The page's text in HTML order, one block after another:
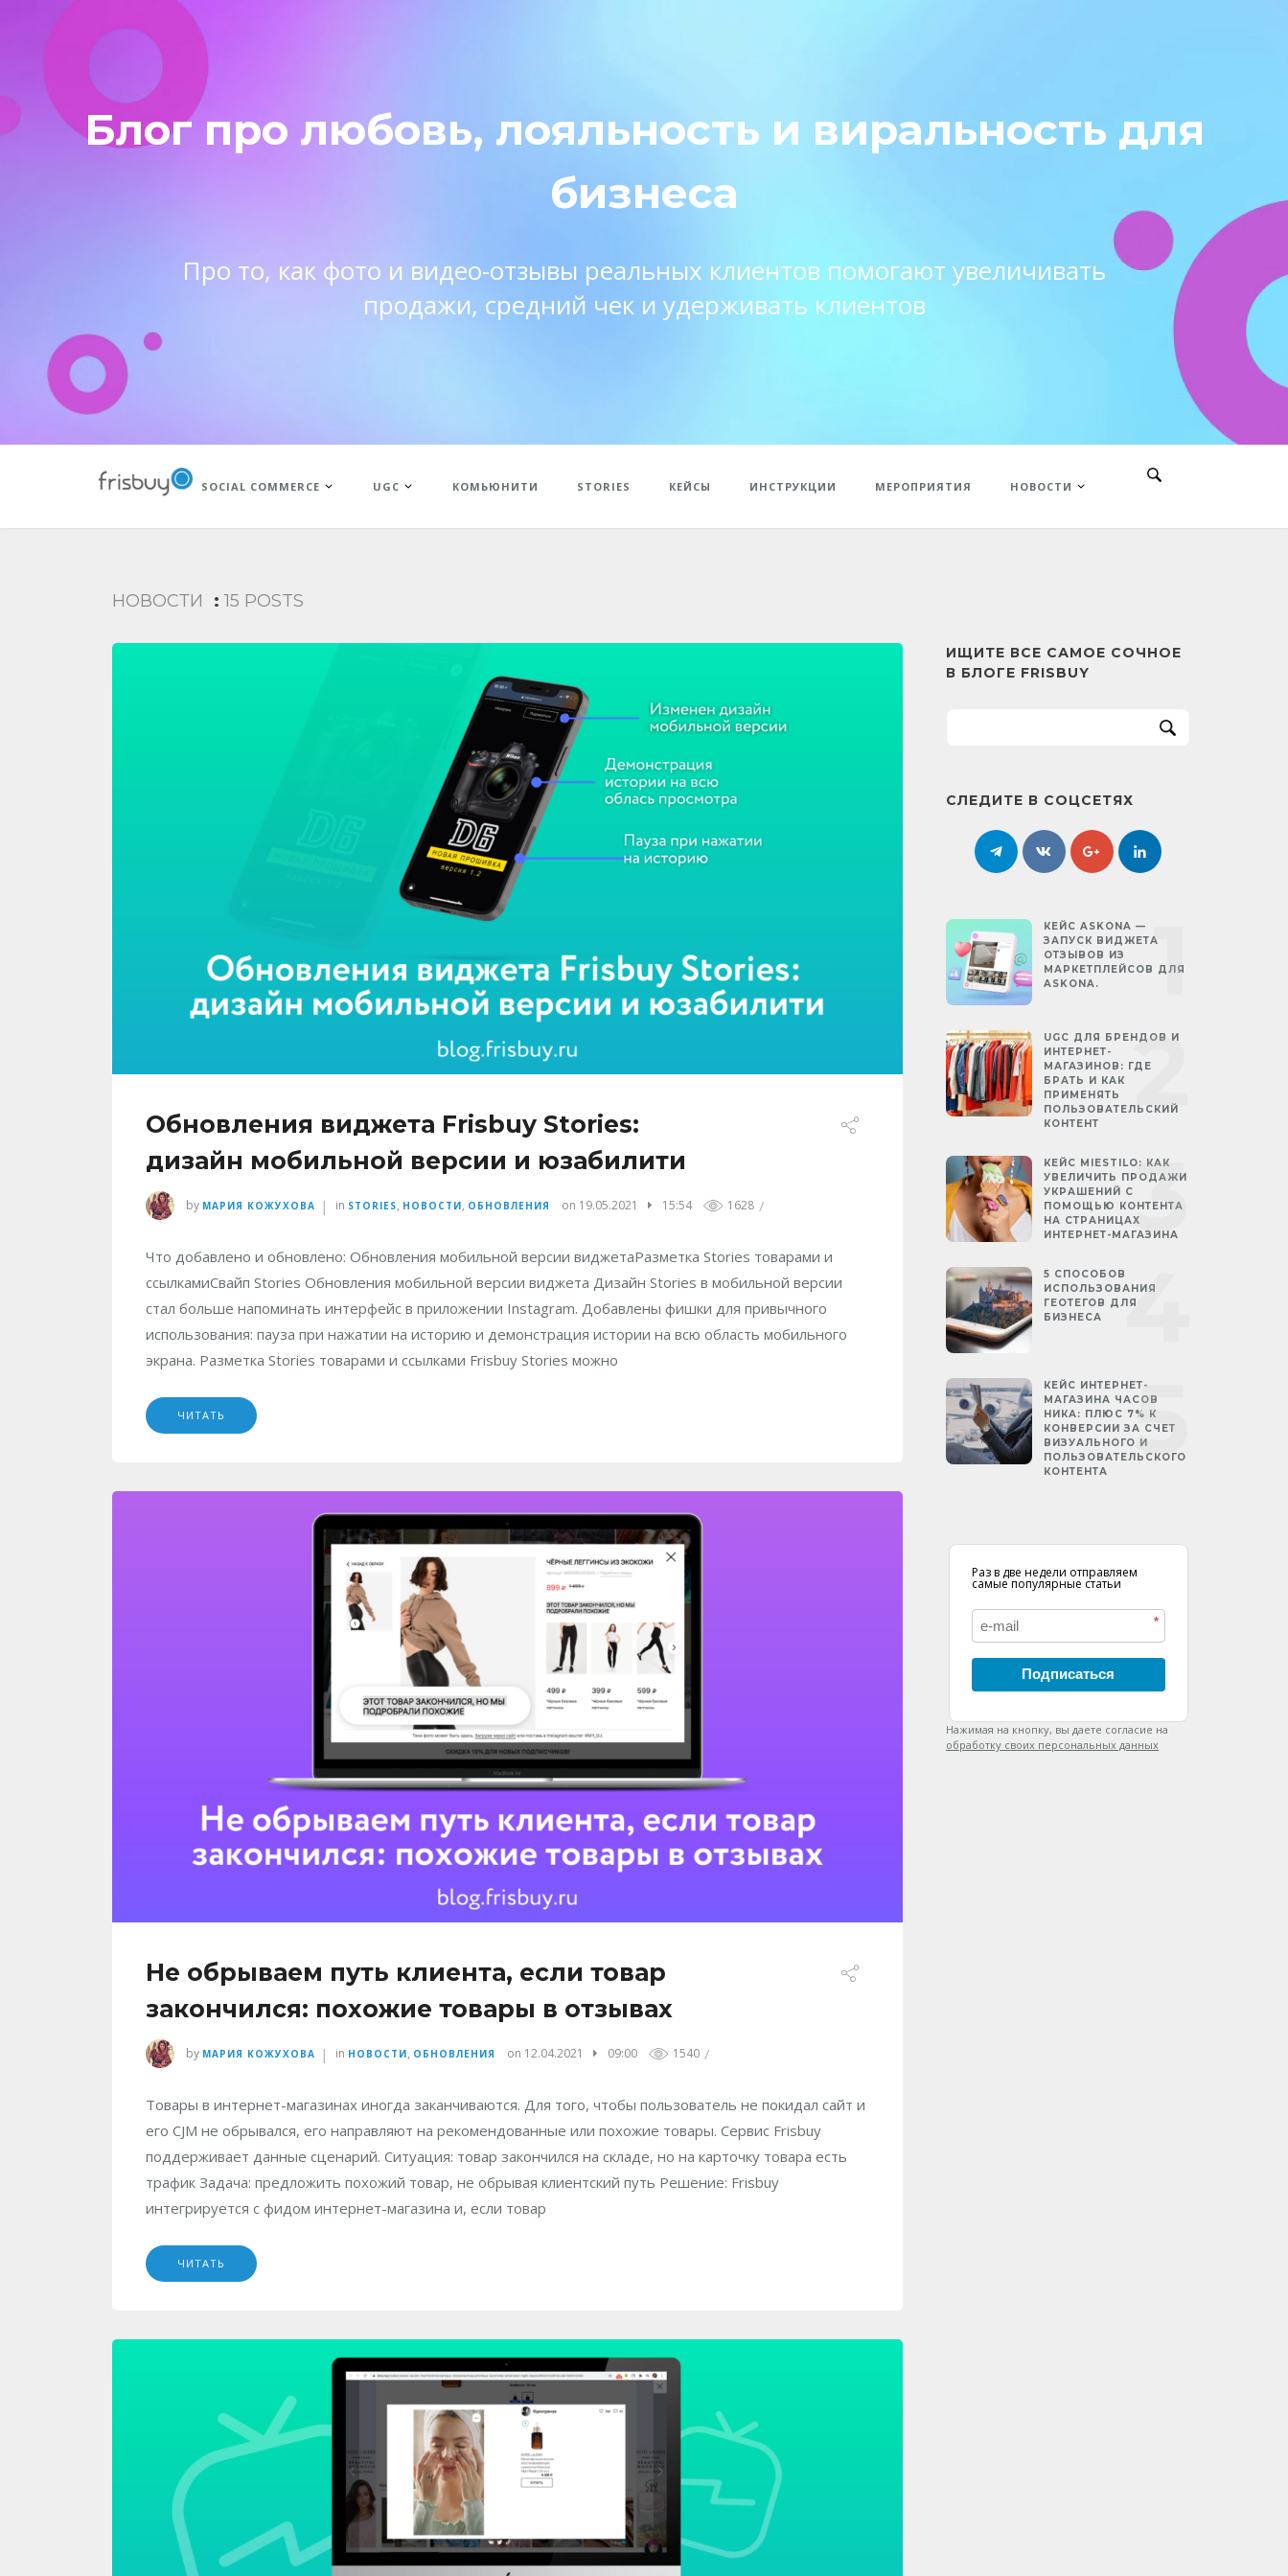
Блог про любовь, лояльность и виральность для
бизнеса
Про то, как фото и видео-отзывы реальных клиентов помогают увеличивать
продажи, средний чек и удерживать клиентов
SOCIAL COMMERCE UGC КОМЬЮНИТИ STORIES КЕЙСЫ ИНСТРУКЦИИ МЕРОПРИЯТИЯ НОВОСТИ
НОВОСТИ : 15 POSTS
Обновления виджета Frisbuy Stories:
дизайн мобильной версии и юзабилити
by МАРИЯ КОЖУХОВА | in STORIES, НОВОСТИ, ОБНОВЛЕНИЯ on 19.05.2021 15:54 1628 /
Что добавлено и обновлено: Обновления мобильной версии виджетаРазметка Stories товарами и
ссылкамиСвайп Stories Обновления мобильной версии виджета Дизайн Stories в мобильной версии
стал больше напоминать интерфейс в приложении Instagram. Добавлены фишки для привычного
использования: пауза при нажатии на историю и демонстрация истории на всю область мобильного
экрана. Разметка Stories товарами и ссылками Frisbuy Stories можно
ЧИТАТЬ
Не обрываем путь клиента, если товар
закончился: похожие товары в отзывах
by МАРИЯ КОЖУХОВА | in НОВОСТИ, ОБНОВЛЕНИЯ on 12.04.2021 09:00 1540 /
Товары в интернет-магазинах иногда заканчиваются. Для того, чтобы пользователь не покидал сайт и
его CJM не обрывался, его направляют на рекомендованные или похожие товары. Сервис Frisbuy
поддерживает данные сценарий. Ситуация: товар закончился на складе, но на карточку товара есть
трафик Задача: предложить похожий товар, не обрывая клиентский путь Решение: Frisbuy
интегрируется с фидом интернет-магазина и, если товар
ЧИТАТЬ
ИЩИТЕ ВСЕ САМОЕ СОЧНОЕ
В БЛОГЕ FRISBUY
СЛЕДИТЕ В СОЦСЕТЯХ
КЕЙС ASKONA —
ЗАПУСК ВИДЖЕТА
ОТЗЫВОВ ИЗ
МАРКЕТПЛЕЙСОВ ДЛЯ
ASKONA.
UGC ДЛЯ БРЕНДОВ И
ИНТЕРНЕТ-
МАГАЗИНОВ: ГДЕ
БРАТЬ И КАК
ПРИМЕНЯТЬ
ПОЛЬЗОВАТЕЛЬСКИЙ
КОНТЕНТ
КЕЙС MIESTILO: КАК
УВЕЛИЧИТЬ ПРОДАЖИ
УКРАШЕНИЙ С
ПОМОЩЬЮ КОНТЕНТА
НА СТРАНИЦАХ
ИНТЕРНЕТ-МАГАЗИНА
5 СПОСОБОВ
ИСПОЛЬЗОВАНИЯ
ГЕОТЕГОВ ДЛЯ
БИЗНЕСА
КЕЙС ИНТЕРНЕТ-
МАГАЗИНА ЧАСОВ
НИКА: ПЛЮС 7% К
КОНВЕРСИИ ЗА СЧЕТ
ВИЗУАЛЬНОГО И
ПОЛЬЗОВАТЕЛЬСКОГО
КОНТЕНТА
Раз в две недели отправляем
самые популярные статьи
*
Подписаться
Нажимая на кнопку, вы даете согласие на
обработку своих персональных данных